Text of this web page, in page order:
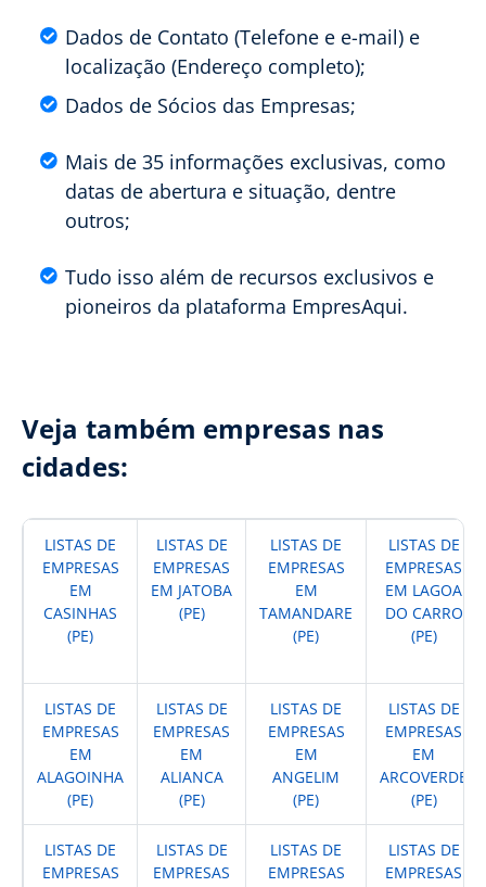
Dados de Contato (Telefone e e-mail) e
localização (Endereço completo);
Dados de Sócios das Empresas;
Mais de 35 informações exclusivas, como
datas de abertura e situação, dentre
outros;
Tudo isso além de recursos exclusivos e
pioneiros da plataforma EmpresAqui.
Veja também empresas nas
cidades:
LISTAS DE
EMPRESAS
EM
CASINHAS
(PE)
LISTAS DE
EMPRESAS
EM JATOBA
(PE)
LISTAS DE
EMPRESAS
EM
TAMANDARE
(PE)
LISTAS DE
EMPRESAS
EM LAGOA
DO CARRO
(PE)
LISTAS DE
EMPRESAS
EM
ALAGOINHA
(PE)
LISTAS DE
EMPRESAS
EM
ALIANCA
(PE)
LISTAS DE
EMPRESAS
EM
ANGELIM
(PE)
LISTAS DE
EMPRESAS
EM
ARCOVERDE
(PE)
LISTAS DE
EMPRESAS
LISTAS DE
EMPRESAS
LISTAS DE
EMPRESAS
LISTAS DE
EMPRESAS